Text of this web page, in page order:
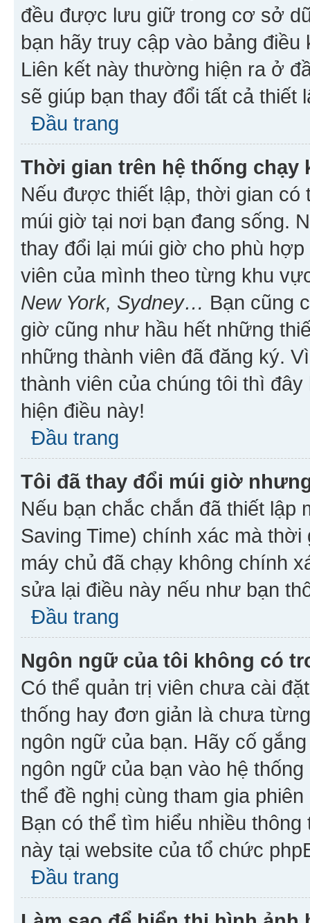
đều được lưu giữ trong cơ sở
bạn hãy truy cập vào bảng
Liên kết này thường hiện ra ở
sẽ giúp bạn thay đổi tất cả thiết
Đầu trang
Thời gian trên hệ thống chạy
Nếu được thiết lập, thời gian
múi giờ tại nơi bạn đang sống.
thay đổi lại múi giờ cho phù
viên của mình theo từng khu
New York, Sydney… Bạn cũng
giờ cũng như hầu hết những
những thành viên đã đăng ký.
thành viên của chúng tôi thì
hiện điều này!
Đầu trang
Tôi đã thay đổi múi giờ
Nếu bạn chắc chắn đã thiết lập
Saving Time) chính xác mà
máy chủ đã chạy không chính
sửa lại điều này nếu như bạn
Đầu trang
Ngôn ngữ của tôi không có
Có thể quản trị viên chưa cài
thống hay đơn giản là chưa
ngôn ngữ của bạn. Hãy cố
ngôn ngữ của bạn vào hệ
thể đề nghị cùng tham gia
Bạn có thể tìm hiểu nhiều
này tại website của tổ chức
Đầu trang